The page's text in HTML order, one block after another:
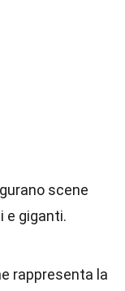
scene
e giganti.
rappresenta la